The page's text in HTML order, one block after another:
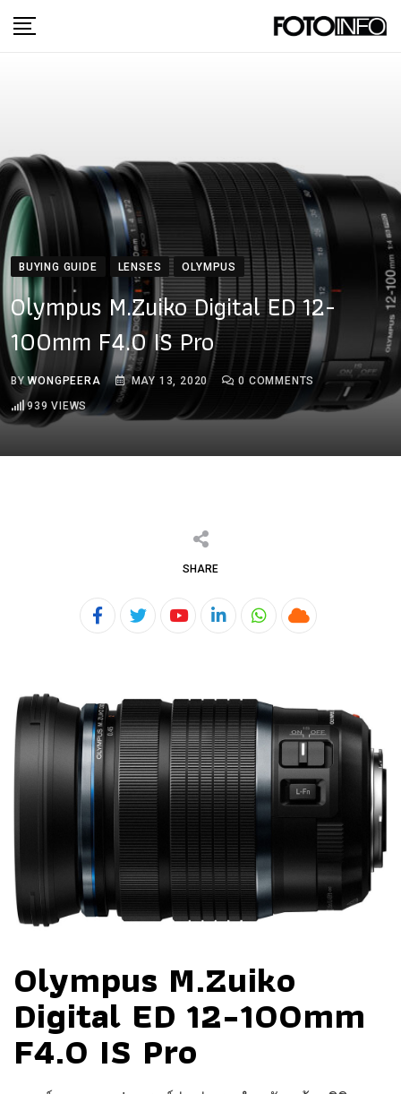
to
BUYING GUIDE LENSES OLYMPUS
Olympus M.Zuiko Digital ED 12-
100mm F4.0 IS Pro
BYWONGPEERA MAY 13, 2020 0 COMMENTS
939 VIEWS
SHARE
YoutubeLinkedInWhatsapp
Cloud
Olympus M.Zuiko
Digital ED 12-100mm
F4.0 IS Pro